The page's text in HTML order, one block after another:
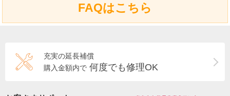
FAQはこちら
充実の延長補償
購入金額内で 何度でも修理OK